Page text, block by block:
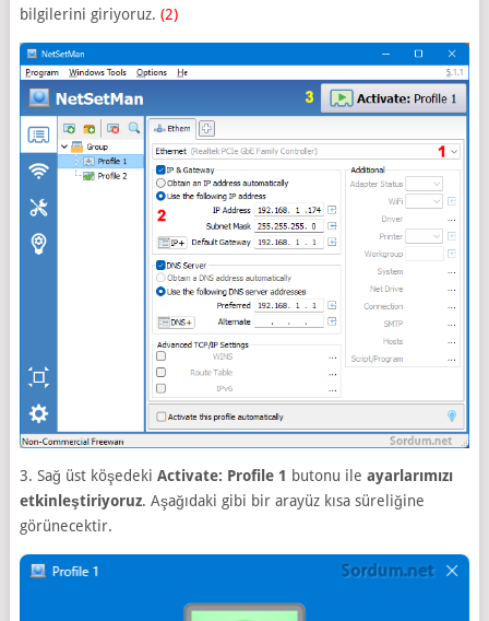
bilgilerini giriyoruz. (2)
3. Sağ üst köşedeki Activate: Profile 1 butonu ile ayarlarımızı
etkinleştiriyoruz. Aşağıdaki gibi bir arayüz kısa süreliğine
görünecektir.